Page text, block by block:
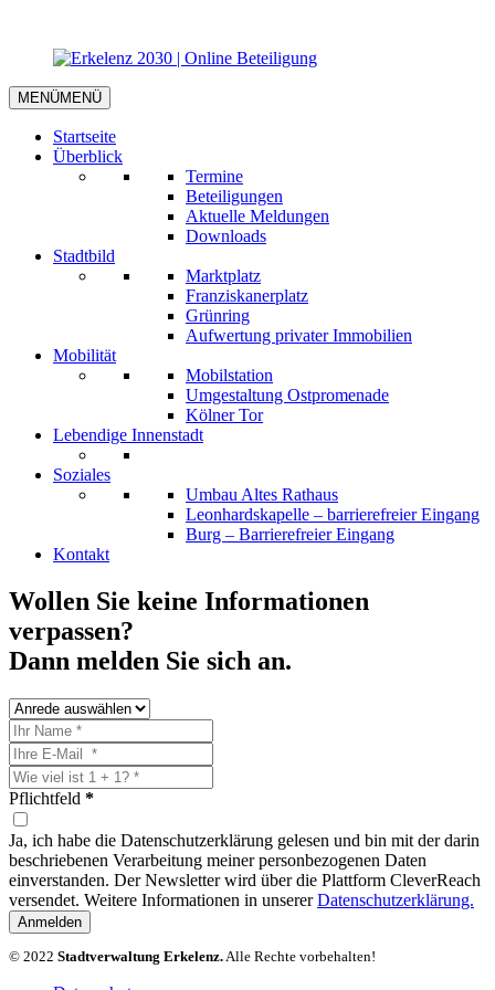
MENÜMENÜ
Startseite
Überblick
Termine
Beteiligungen
Aktuelle Meldungen
Downloads
Stadtbild
Marktplatz
Franziskanerplatz
Grünring
Aufwertung privater Immobilien
Mobilität
Mobilstation
Umgestaltung Ostpromenade
Kölner Tor
Lebendige Innenstadt
Soziales
Umbau Altes Rathaus
Leonhardskapelle – barrierefreier Eingang
Burg – Barrierefreier Eingang
Kontakt
Wollen Sie keine Informationen
verpassen?
Dann melden Sie sich an.
Pflichtfeld *
Ja, ich habe die Datenschutzerklärung gelesen und bin mit der darin
beschriebenen Verarbeitung meiner personbezogenen Daten
einverstanden. Der Newsletter wird über die Plattform CleverReach
versendet. Weitere Informationen in unsererDatenschutzerklärung.
Anmelden
© 2022 Stadtverwaltung Erkelenz.Alle Rechte vorbehalten!